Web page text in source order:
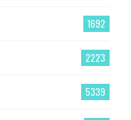
1692
2223
5339